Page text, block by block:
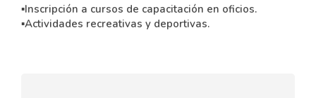
▪Inscripción a cursos de capacitación en oficios.
▪Actividades recreativas y deportivas.